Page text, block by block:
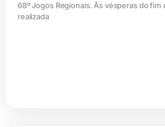
68º Jogos Regionais. Às vésperas do fim
realizada